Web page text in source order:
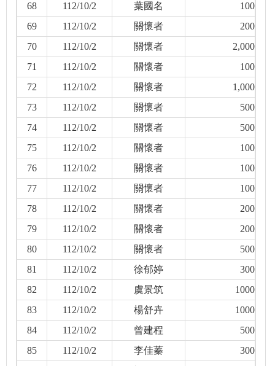
68
112/10/2 葉國名
100
69
112/10/2 關懷者
200
70
112/10/2 關懷者
2,000
71
112/10/2 關懷者
100
72
112/10/2 關懷者
1,000
73
112/10/2 關懷者
500
74
112/10/2 關懷者
500
75
112/10/2 關懷者
100
76
112/10/2 關懷者
100
77
112/10/2 關懷者
100
78
112/10/2 關懷者
200
79
112/10/2 關懷者
200
80
112/10/2 關懷者
500
81
112/10/2 徐郁婷
300
82
112/10/2 虞景筑
1000
83
112/10/2 楊舒卉
1000
84
112/10/2 曾建程
500
85
112/10/2 李佳蓁
300